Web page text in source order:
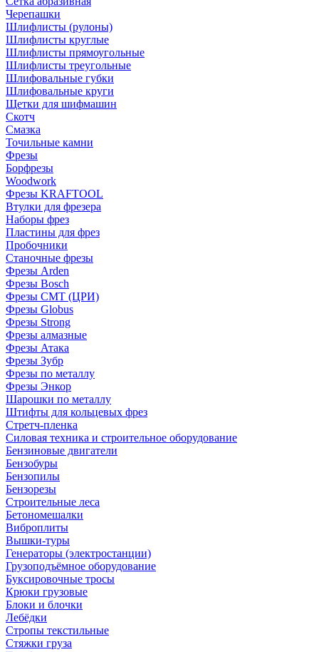
Черепашки
Шлифлисты (рулоны)
Шлифлисты круглые
Шлифлисты прямоугольные
Шлифлисты треугольные
Шлифовальные губки
Шлифовальные круги
Щетки для шифмашин
Скотч
Смазка
Точильные камни
Фрезы
Борфрезы
Woodwork
Фрезы KRAFTOOL
Втулки для фрезера
Наборы фрез
Пластины для фрез
Пробочники
Станочные фрезы
Фрезы Arden
Фрезы Bosch
Фрезы CMT (ЦРИ)
Фрезы Globus
Фрезы Strong
Фрезы алмазные
Фрезы Атака
Фрезы Зубр
Фрезы по металлу
Фрезы Энкор
Шарошки по металлу
Штифты для кольцевых фрез
Стретч-пленка
Силовая техника и строительное оборудование
Бензиновые двигатели
Бензобуры
Бензопилы
Бензорезы
Строительные леса
Бетономешалки
Виброплиты
Вышки-туры
Генераторы (электростанции)
Грузоподъёмное оборудование
Буксировочные тросы
Крюки грузовые
Блоки и блочки
Лебёдки
Стропы текстильные
Стяжки груза